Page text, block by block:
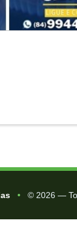
• © 2026 —